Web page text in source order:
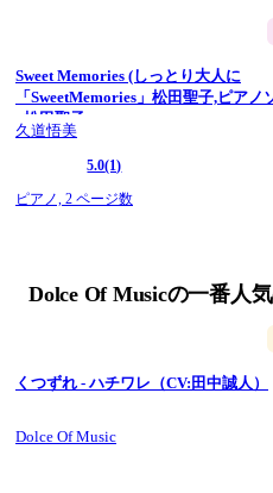
Sweet Memories (しっとり大人に
「SweetMemories」松田聖子,ピアノ
- 松田聖子
久道悟美
5.0(1)
ピアノ, 2 ページ数
Dolce Of Musicの一番人
くつずれ - ハチワレ（CV:田中誠人）
Dolce Of Music